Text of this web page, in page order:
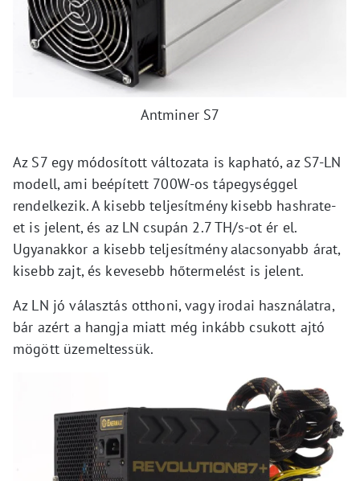
Antminer S7
Az S7 egy módosított változata is kapható, az S7-LN
modell, ami beépített 700W-os tápegységgel
rendelkezik. A kisebb teljesítmény kisebb hashrate-
et is jelent, és az LN csupán 2.7 TH/s-ot ér el.
Ugyanakkor a kisebb teljesítmény alacsonyabb árat,
kisebb zajt, és kevesebb hőtermelést is jelent.
Az LN jó választás otthoni, vagy irodai használatra,
bár azért a hangja miatt még inkább csukott ajtó
mögött üzemeltessük.